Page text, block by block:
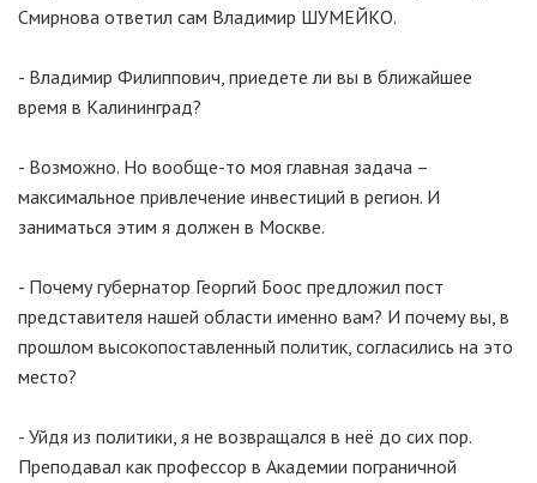
Смирнова ответил сам Владимир ШУМЕЙКО.
- Владимир Филиппович, приедете ли вы в ближайшее
время в Калининград?
- Возможно. Но вообще-то моя главная задача –
максимальное привлечение инвестиций в регион. И
заниматься этим я должен в Москве.
- Почему губернатор Георгий Боос предложил пост
представителя нашей области именно вам? И почему вы, в
прошлом высокопоставленный политик, согласились на это
место?
- Уйдя из политики, я не возвращался в неё до сих пор.
Преподавал как профессор в Академии пограничной